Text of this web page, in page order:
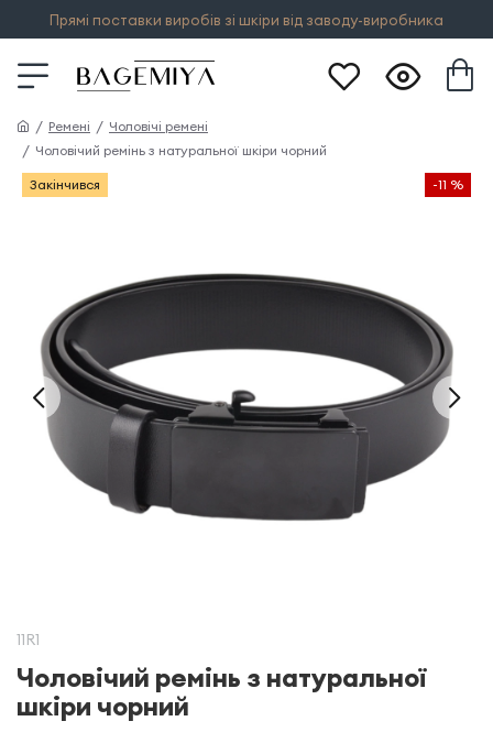
Прямі поставки виробів зі шкіри від заводу-виробника
Ремені
Чоловічі ремені
Чоловічий ремінь з натуральної шкіри чорний
-11 %
Закінчився
11R1
Чоловічий ремінь з натуральної
шкіри чорний